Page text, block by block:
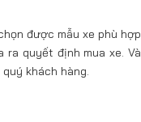
được mẫu xe phù hợp
quyết định mua xe. Và
khách hàng.